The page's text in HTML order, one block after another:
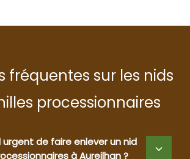
fréquentes sur les nids
processionnaires
de faire enlever un nid
à Aureilhan ?